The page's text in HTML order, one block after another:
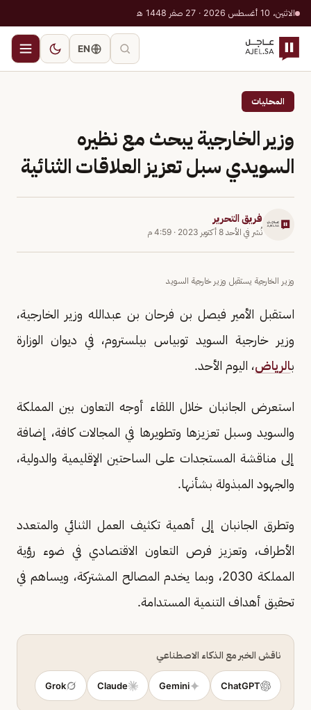
الاثنين، 10 أغسطس 2026 · 27 صفر 1448 هـ
EN
المحليات
وزير الخارجية يبحث مع نظيره
السويدي سبل تعزيز العلاقات الثنائية
فريق التحرير
نُشر في الأحد 8 أكتوبر 2023 · 4:59 م
وزير الخارجية يستقبل وزير خارجية السويد
استقبل الأمير فيصل بن فرحان بن عبدالله وزير الخارجية،
وزير خارجية السويد توبياس بيلستروم، في ديوان الوزارة
بالرياض، اليوم الأحد.
استعرض الجانبان خلال اللقاء أوجه التعاون بين المملكة
والسويد وسبل تعزيزها وتطويرها في المجالات كافة، إضافة
إلى مناقشة المستجدات على الساحتين الإقليمية والدولية،
والجهود المبذولة بشأنها.
وتطرق الجانبان إلى أهمية تكثيف العمل الثنائي والمتعدد
الأطراف، وتعزيز فرص التعاون الاقتصادي في ضوء رؤية
المملكة 2030، وبما يخدم المصالح المشتركة، ويساهم في
تحقيق أهداف التنمية المستدامة.
ناقش الخبر مع الذكاء الاصطناعي
ChatGPT
Gemini
Claude
Grok